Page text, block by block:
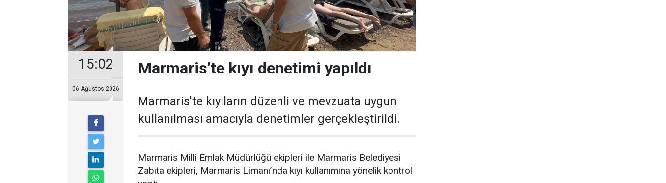
15:02
06 Ağustos 2026
Marmaris’te kıyı denetimi yapıldı
Marmaris'te kıyıların düzenli ve mevzuata uygun
kullanılması amacıyla denetimler gerçekleştirildi.
Marmaris Milli Emlak Müdürlüğü ekipleri ile Marmaris Belediyesi
Zabıta ekipleri, Marmaris Limanı’nda kıyı kullanımına yönelik kontrol